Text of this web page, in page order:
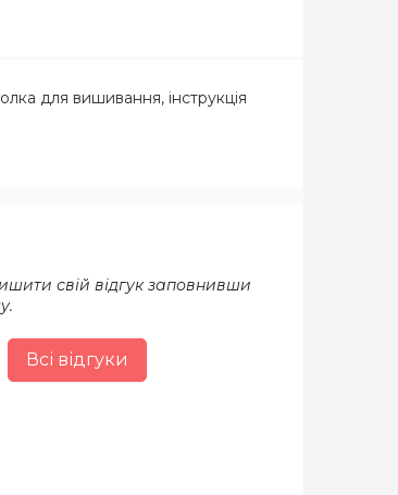
для вишивання, інструкція
свій відгук заповнивши
Всі відгуки